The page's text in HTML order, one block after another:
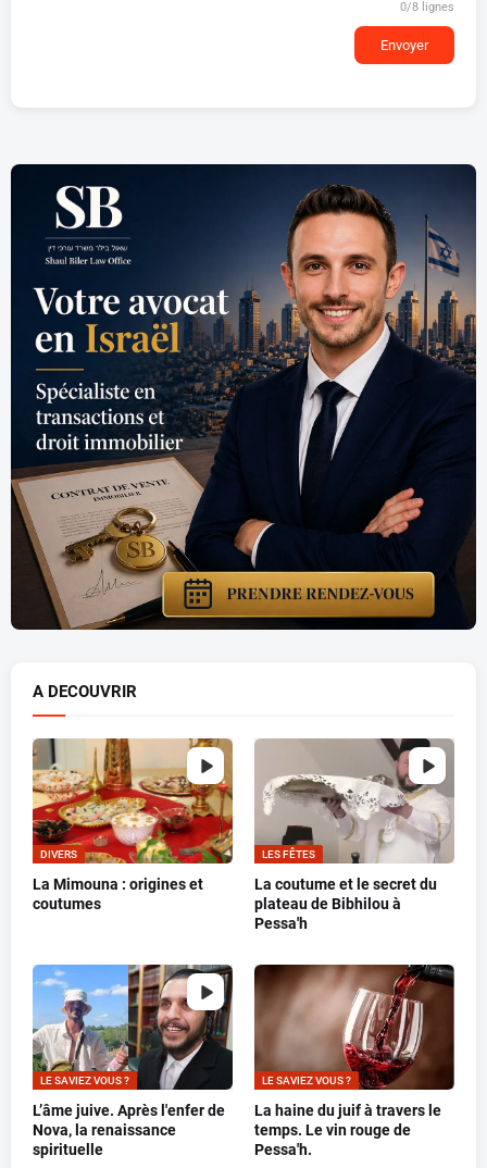
0/8 lignes
Envoyer
A DECOUVRIR
DIVERS
La Mimouna : origines et
coutumes
LES FÊTES
La coutume et le secret du
plateau de Bibhilou à
Pessa'h
LE SAVIEZ VOUS ?
L’âme juive. Après l'enfer de
Nova, la renaissance
spirituelle
LE SAVIEZ VOUS ?
La haine du juif à travers le
temps. Le vin rouge de
Pessa'h.